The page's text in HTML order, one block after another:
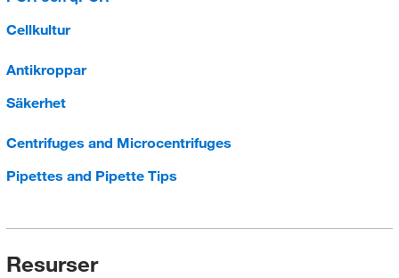
Cellkultur
Antikroppar
Säkerhet
Centrifuges and Microcentrifuges
Pipettes and Pipette Tips
Resurser